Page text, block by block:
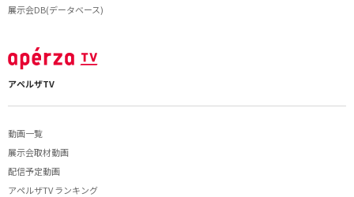
展示会DB(データベース)
アペルザTV
動画一覧
展示会取材動画
配信予定動画
アペルザTV ランキング